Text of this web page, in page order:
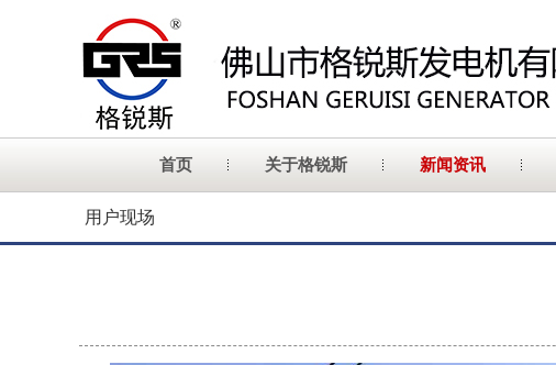
首页 关于格锐斯 新闻资讯
用户现场